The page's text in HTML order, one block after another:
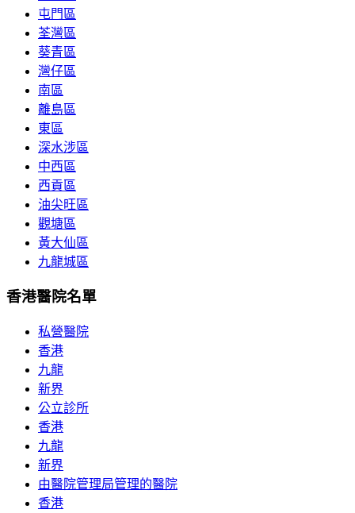
屯門區
荃灣區
葵青區
灣仔區
南區
離島區
東區
深水涉區
中西區
西貢區
油尖旺區
觀塘區
黃大仙區
九龍城區
香港醫院名單
私營醫院
香港
九龍
新界
公立診所
香港
九龍
新界
由醫院管理局管理的醫院
香港